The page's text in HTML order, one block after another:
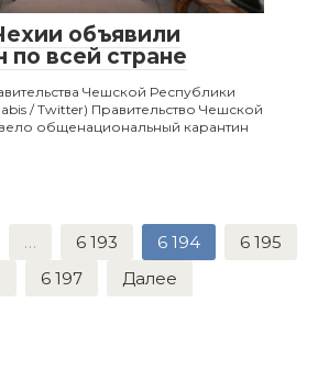
объявили
по всей стране
Чешской Республики
/ Twitter) Правительство Чешской
общенациональный карантин
… 6 193 6 194
6 195
6 197 Далее